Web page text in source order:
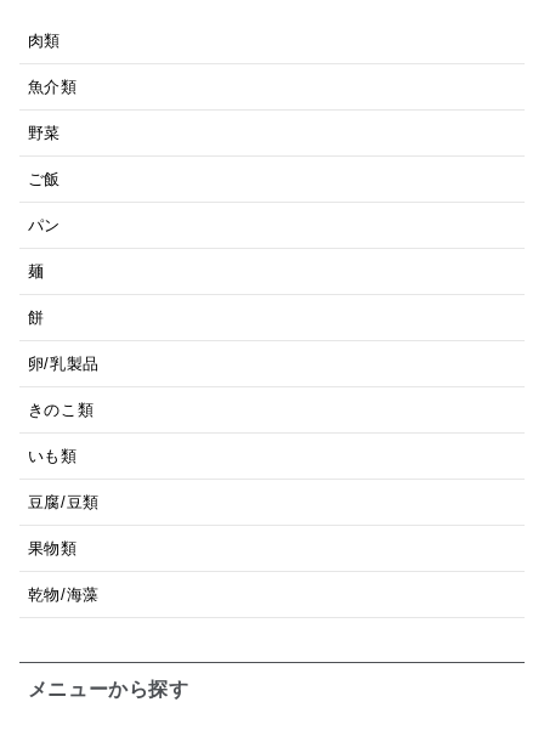
肉類
魚介類
野菜
ご飯
パン
麺
餅
卵/乳製品
きのこ類
いも類
豆腐/豆類
果物類
乾物/海藻
メニューから探す